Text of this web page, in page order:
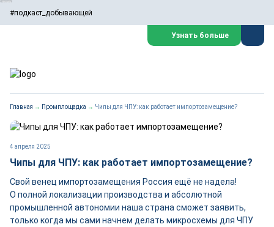
#подкаст_добывающей
Узнать больше
Главная → Промплощадка → Чипы для ЧПУ: как работает импортозамещение?
4 апреля 2025
Чипы для ЧПУ: как работает импортозамещение?
Свой венец импортозамещения Россия ещё не надела!
О полной локализации производства и абсолютной
промышленной автономии наша страна сможет заявить,
только когда мы сами начнем делать микросхемы для ЧПУ